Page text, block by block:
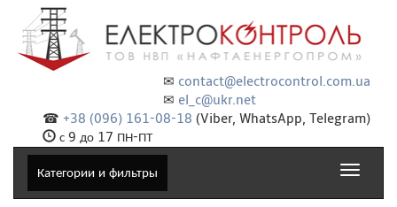
✉ contact@electrocontrol.com.ua
✉ el_c@ukr.net
☎ +38 (096) 161-08-18 (Viber, WhatsApp, Telegram)
с 9 до 17 ПН-ПТ
Категории и фильтры
Toggle